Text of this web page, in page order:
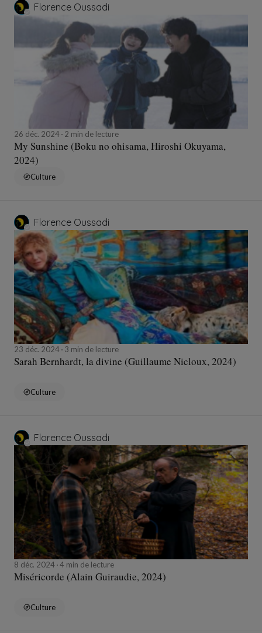
Florence Oussadi
26 déc. 2024 2 min de lecture
My Sunshine (Boku no ohisama, Hiroshi Okuyama,
2024)
Culture
Florence Oussadi
23 déc. 2024 3 min de lecture
Sarah Bernhardt, la divine (Guillaume Nicloux, 2024)
Culture
Florence Oussadi
8 déc. 2024 4 min de lecture
Miséricorde (Alain Guiraudie, 2024)
Culture